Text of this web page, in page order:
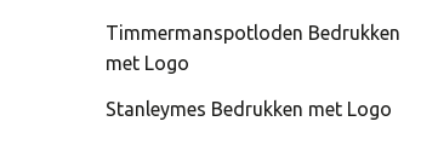
Timmermanspotloden Bedrukken
met Logo
Stanleymes Bedrukken met Logo